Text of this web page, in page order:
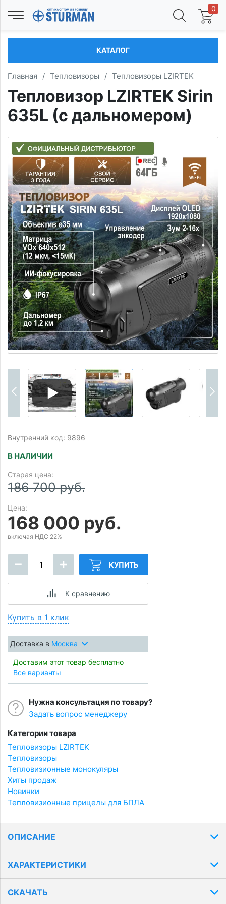
0
КАТАЛОГ
Главная / Тепловизоры / Тепловизоры LZIRTEK
Тепловизор LZIRTEK Sirin
635L (с дальномером)
Внутренний код: 9896
В НАЛИЧИИ
Старая цена:
186 700 руб.
Цена:
168 000 руб.
включая НДС 22%
КУПИТЬ
К сравнению
Купить в 1 клик
Доставка в Москва
Доставим этот товар бесплатно
Все варианты
Нужна консультация по товару?
Задать вопрос менеджеру
Категории товара
Тепловизоры LZIRTEK
Тепловизоры
Тепловизионные монокуляры
Хиты продаж
Новинки
Тепловизионные прицелы для БПЛА
ОПИСАНИЕ
ХАРАКТЕРИСТИКИ
СКАЧАТЬ